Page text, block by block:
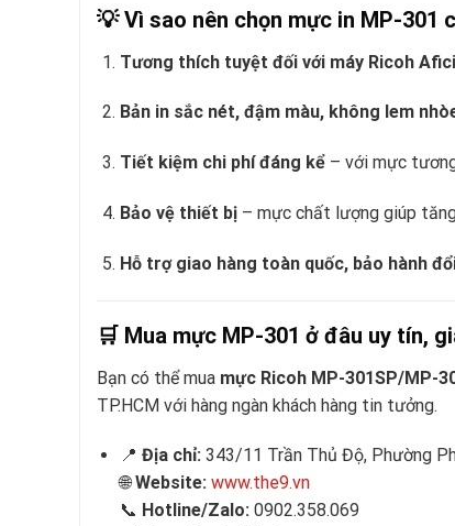
💡Vì sao nên chọn mực in MP-301
Tương thích tuyệt đối với máy Ricoh
Bản in sắc nét, đậm màu, không lem
Tiết kiệm chi phí đáng kể– với mực
Bảo vệ thiết bị– mực chất lượng giúp
Hỗ trợ giao hàng toàn quốc, bảo hành
🛒 Mua mực MP-301 ở đâu uy tín,
Bạn có thể mua mực Ricoh MP-301SP/MP-
TP.HCM với hàng ngàn khách hàng tin tưởng.
📍 Địa chỉ: 343/11 Trần Thủ Độ, Phường
🌐Website: www.the9.vn
📞 Hotline/Zalo: 0902.358.069